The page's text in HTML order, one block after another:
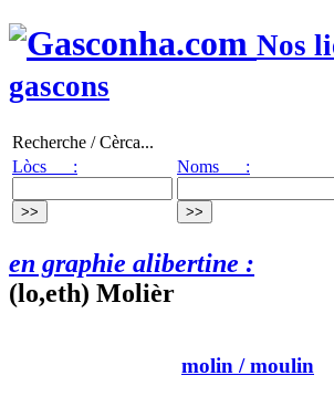
Nos
gascons
Recherche / Cèrca...
Lòcs :
Noms :
en graphie alibertine :
(lo,eth) Molièr
molin / moulin